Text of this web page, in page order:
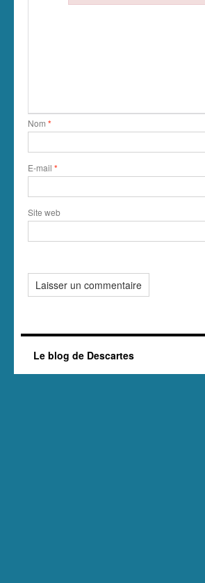
Nom *
E-mail *
Site web
Le blog de Descartes
Failed to initialize plugin: wplink